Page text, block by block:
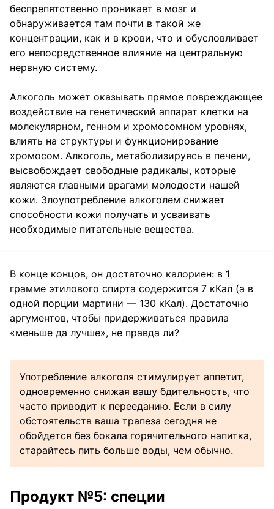
беспрепятственно проникает в мозг и
обнаруживается там почти в такой же
концентрации, как и в крови, что и обусловливает
его непосредственное влияние на центральную
нервную систему.
Алкоголь может оказывать прямое повреждающее
воздействие на генетический аппарат клетки на
молекулярном, генном и хромосомном уровнях,
влиять на структуры и функционирование
хромосом. Алкоголь, метаболизируясь в печени,
высвобождает свободные радикалы, которые
являются главными врагами молодости нашей
кожи. Злоупотребление алкоголем снижает
способности кожи получать и усваивать
необходимые питательные вещества.
В конце концов, он достаточно калориен: в 1
грамме этилового спирта содержится 7 кКал (а в
одной порции мартини — 130 кКал). Достаточно
аргументов, чтобы придерживаться правила
«меньше да лучше», не правда ли?
Употребление алкоголя стимулирует аппетит,
одновременно снижая вашу бдительность, что
часто приводит к перееданию. Если в силу
обстоятельств ваша трапеза сегодня не
обойдется без бокала горячительного напитка,
старайтесь пить больше воды, чем обычно.
Продукт №5: специи